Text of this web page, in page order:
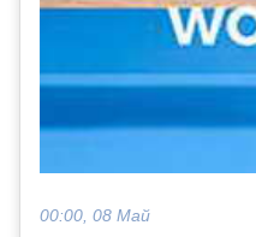
00:00, 08 Май